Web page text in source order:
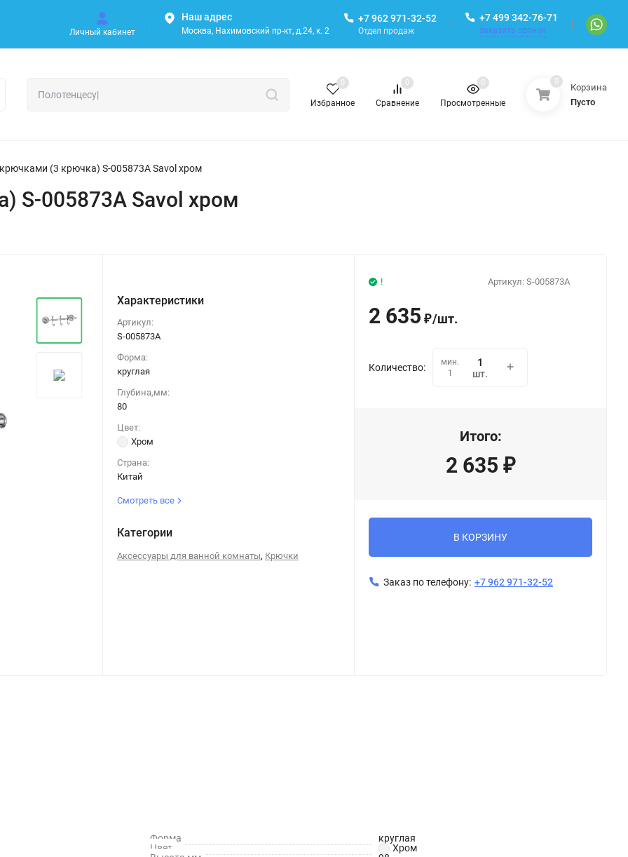
Личный кабинет
Наш адрес
Москва, Нахимовский пр-кт, д.24, к. 2
+7 962 971-32-52
Отдел продаж
+7 499 342-76-71
заказать звонок
Избранное
0
Сравнение
0
Просмотренные
0 0
Корзина
Пусто
(3 крючка) S-005873A Savol хром
S-005873A Savol хром
Характеристики
Артикул:
S-005873A
Форма:
круглая
Глубина,мм:
80
Цвет:
Хром
Страна:
Китай
Смотреть все
Категории
Аксессуары для ванной комнаты, Крючки
Артикул: S-005873A
!
2 635 ₽/шт.
Количество:
мин.
1
шт.
Итого:
2 635 ₽
В КОРЗИНУ
Заказ по телефону: +7 962 971-32-52
Форма
круглая
Цвет
Хром